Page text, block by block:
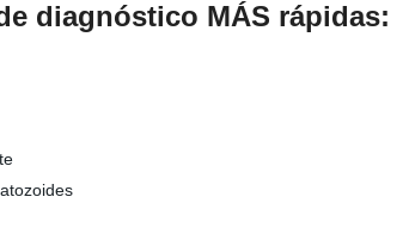
diagnóstico MÁS rápidas: